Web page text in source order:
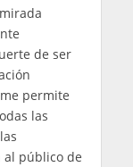
de ser
permite
las
al público de